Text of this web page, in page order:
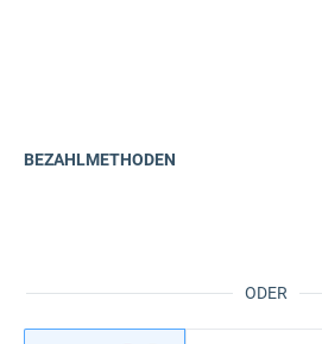
ODER
BEZAHLMETHODEN